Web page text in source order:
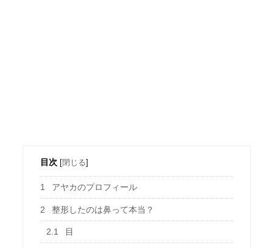
目次 [閉じる]
1 アヤカのプロフィール
2 整形したのは鼻って本当？
2.1 目